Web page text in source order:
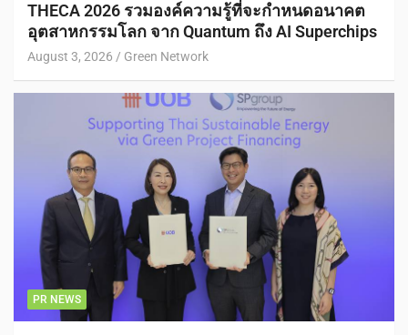
THECA 2026 รวมองค์ความรู้ที่จะกำหนดอนาคต
อุตสาหกรรมโลก จาก Quantum ถึง AI Superchips
August 3, 2026 Green Network
PR NEWS